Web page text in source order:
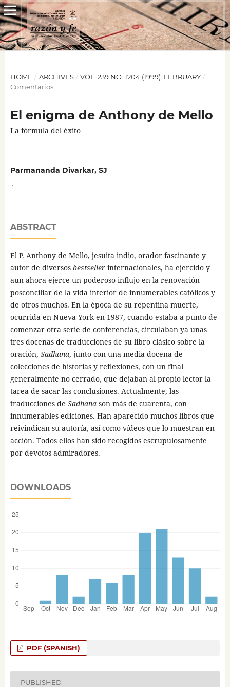
HOME / ARCHIVES / VOL. 239 NO. 1204 (1999): FEBRUARY /
Comentarios
El enigma de Anthony de Mello
La fórmula del éxito
Parmananda Divarkar, SJ
ABSTRACT
El P. Anthony de Mello, jesuita indio, orador fascinante y
autor de diversos bestsellerinternacionales, ha ejercido y
aun ahora ejerce un poderoso influjo en la renovación
posconciliar de la vida interior de innumerables católicos y
de otros muchos. En la época de su repentina muerte,
ocurrida en Nueva York en 1987, cuando estaba a punto de
comenzar otra serie de conferencias, circulaban ya unas
tres docenas de traducciones de su libro clásico sobre la
oración, Sadhana, junto con una media docena de
colecciones de historias y reflexiones, con un final
generalmente no cerrado, que dejaban al propio lector la
tarea de sacar las conclusiones. Actualmente, las
traducciones de Sadhanason más de cuarenta, con
innumerables ediciones. Han aparecido muchos libros que
reivindican su autoría, así como vídeos que lo muestran en
acción. Todos ellos han sido recogidos escrupulosamente
por devotos admiradores.
DOWNLOADS
PDF (SPANISH)
PUBLISHED